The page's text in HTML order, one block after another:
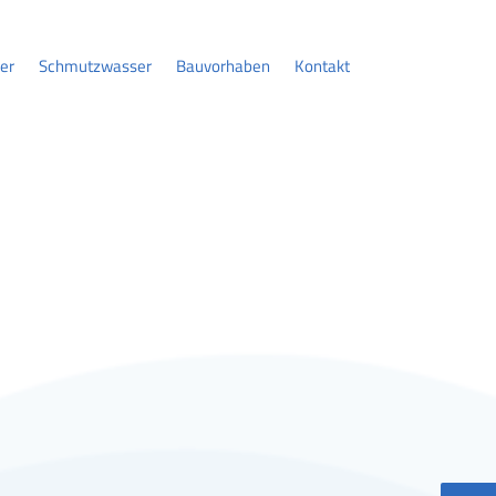
Schmutzwasser Bauvorhaben Kontakt